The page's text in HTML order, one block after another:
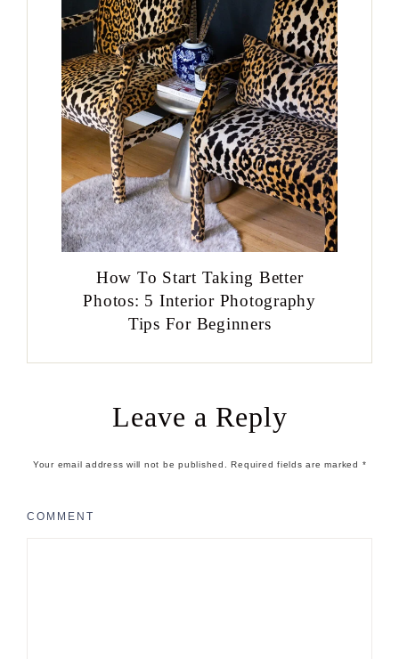
How To Start Taking Better
Photos: 5 Interior Photography
Tips For Beginners
Leave a Reply
Your email address will not be published. Required fields are marked *
COMMENT